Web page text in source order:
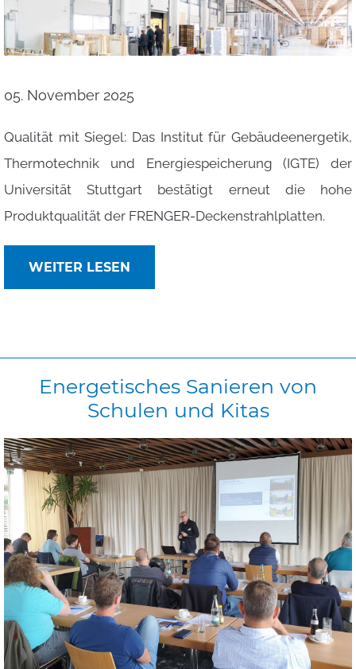
05. November 2025
Qualität mit Siegel: Das Institut für Gebäudeenergetik,
Thermotechnik und Energiespeicherung (IGTE) der
Universität Stuttgart bestätigt erneut die hohe
Produktqualität der FRENGER-Deckenstrahlplatten.
WEITER LESEN
Energetisches Sanieren von
Schulen und Kitas